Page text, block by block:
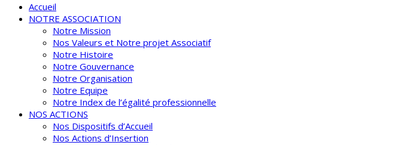
Accueil
NOTRE ASSOCIATION
Notre Mission
Nos Valeurs et Notre projet Associatif
Notre Histoire
Notre Gouvernance
Notre Organisation
Notre Equipe
Notre Index de l’égalité professionnelle
NOS ACTIONS
Nos Dispositifs d’Accueil
Nos Actions d’Insertion